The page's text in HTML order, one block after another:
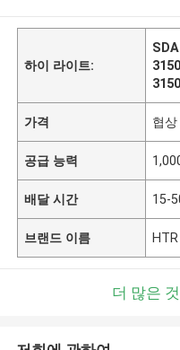
하이 라이트:
가격 협상
공급 능력
배달 시간 15-
브랜드 이름 HTR
더 많은